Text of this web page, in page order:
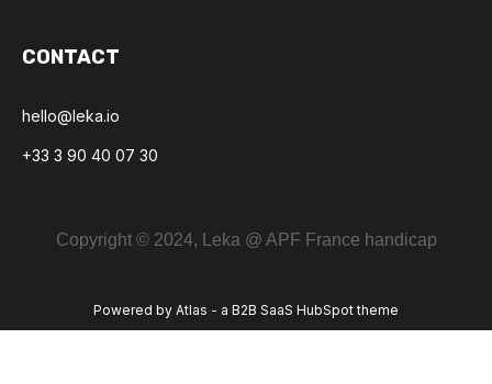
CONTACT
hello@leka.io
+33 3 90 40 07 30
Copyright © 2024, Leka @ APF France handicap
Powered by Atlas - a B2B SaaS HubSpot theme